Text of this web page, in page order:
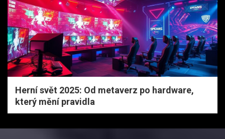
Herní svět 2025: Od metaverz po hardware,
který mění pravidla